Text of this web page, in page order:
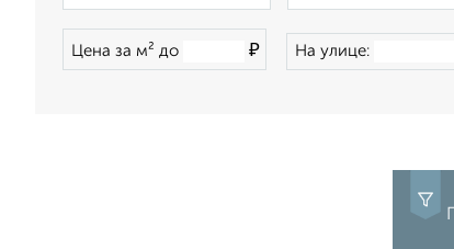
Цена за м² до ₽ На улице: